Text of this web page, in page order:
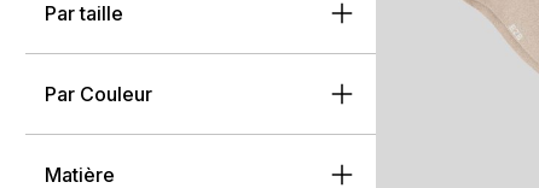
Par taille
Par Couleur
Matière